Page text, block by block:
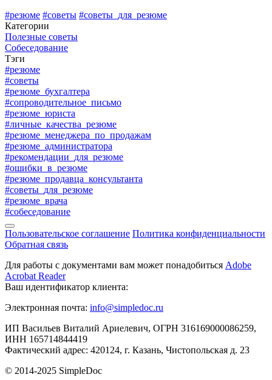
#резюме #советы #советы_для_резюме
Категории
Полезные советы
Собеседование
Тэги
#резюме
#советы
#резюме_бухгалтера
#сопроводительное_письмо
#резюме_юриста
#личные_качества_резюме
#резюме_менеджера_по_продажам
#резюме_администратора
#рекомендации_для_резюме
#ошибки_в_резюме
#резюме_продавца_консультанта
#советы_для_резюме
#резюме_врача
#собеседование
Пользовательское соглашение Политика конфиденциальности
Обратная связь
Для работы с документами вам может понадобиться Adobe
Acrobat Reader
Ваш идентификатор клиента:
Электронная почта: info@simpledoc.ru
ИП Васильев Виталий Ариелевич, ОГРН 316169000086259,
ИНН 165714844419
Фактический адрес: 420124, г. Казань, Чистопольская д. 23
© 2014-2025 SimpleDoc